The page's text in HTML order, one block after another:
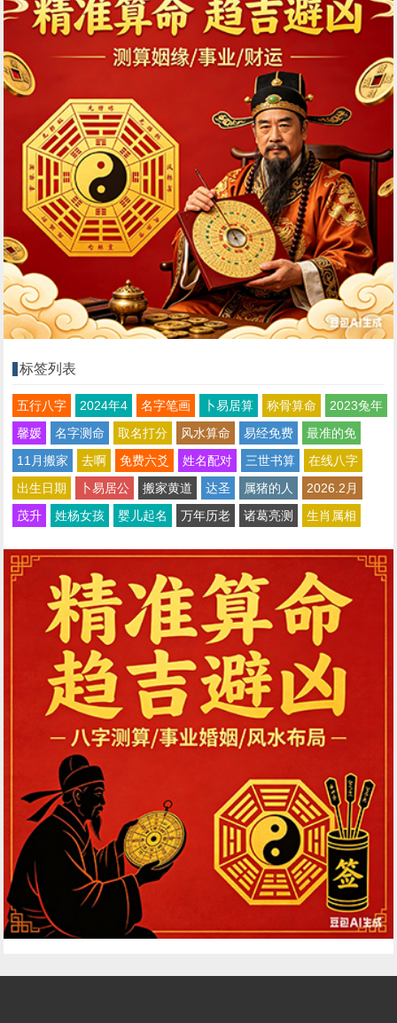
标签列表
五行八字 2024年4 名字笔画 卜易居算 称骨算命
2023兔年
馨媛
名字测命 取名打分 风水算命 易经免费
最准的免
11月搬家
去啊 免费六爻 姓名配对 三世书算
在线八字
出生日期
卜易居公 搬家黄道 达圣 属猪的人
2026.2月
茂升
姓杨女孩 婴儿起名 万年历老 诸葛亮测 生肖属相